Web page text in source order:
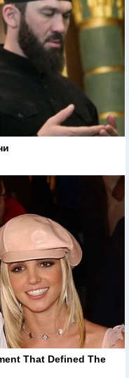
That Defined The